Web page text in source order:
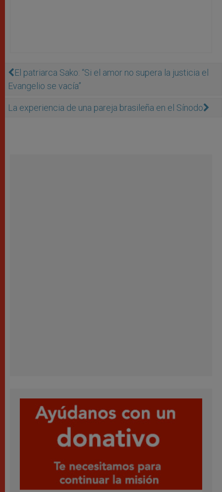
El patriarca Sako: “Si el amor no supera la justicia el
Evangelio se vacía”
La experiencia de una pareja brasileña en el Sínodo